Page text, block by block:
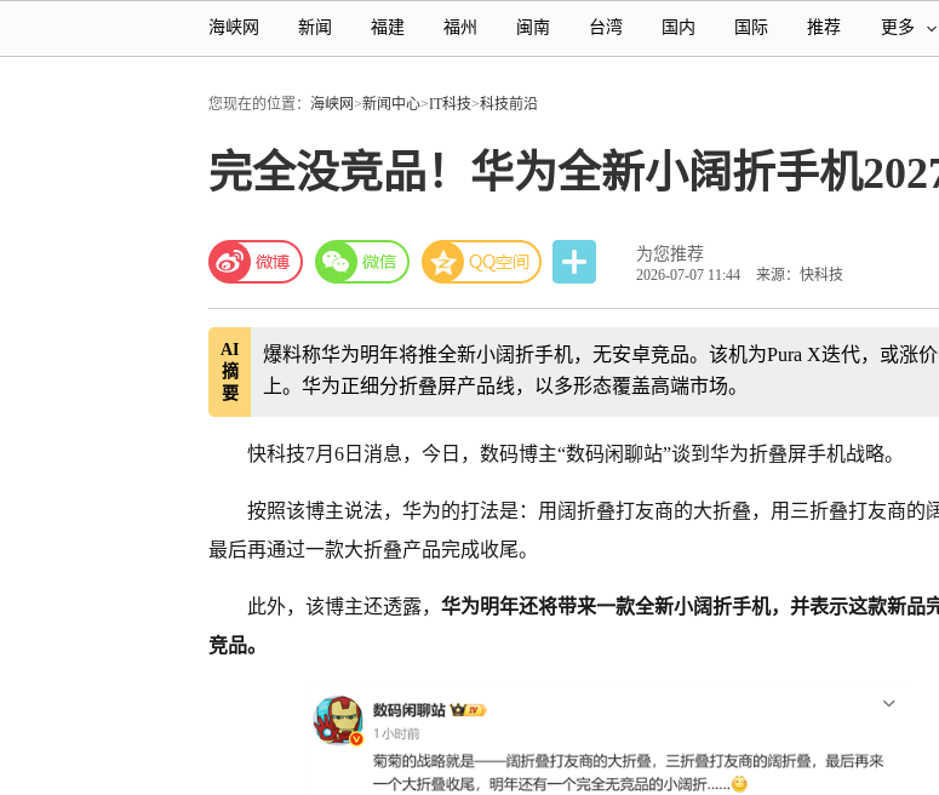
海峡网 新闻 福建 福州 闽南 台湾 国内 国际 推荐 更多
您现在的位置： 海峡网>新闻中心>IT科技>科技前沿
完全没竞品！华为全新小阔折手机
为您推荐
2026-07-07 11:44 来源：快科技
AI
摘
要
爆料称华为明年将推全新小阔折手机，无安卓竞品。该机为Pura X迭代，或涨
上。华为正细分折叠屏产品线，以多形态覆盖高端市场。
快科技7月6日消息，今日，数码博主“数码闲聊站”谈到华为折叠屏手机战略。
按照该博主说法，华为的打法是：用阔折叠打友商的大折叠，用三折叠打友商的
最后再通过一款大折叠产品完成收尾。
此外，该博主还透露， 华为明年还将带来一款全新小阔折手机，并表示这款新品
竞品。